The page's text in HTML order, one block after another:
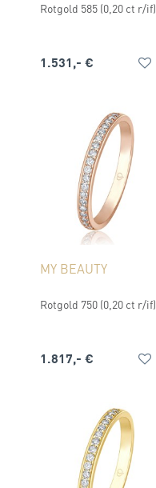
Rotgold 585 (0,20 ct r/if)
1.531,- €
MY BEAUTY
Rotgold 750 (0,20 ct r/if)
1.817,- €